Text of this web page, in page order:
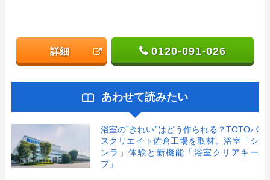
詳細 0120-091-026
あわせて読みたい
浴室の”きれい”はどう作られる？TOTOバ
スクリエイト佐倉工場を取材。浴室「シ
ンラ」体験と新機能「浴室クリアキー
プ」